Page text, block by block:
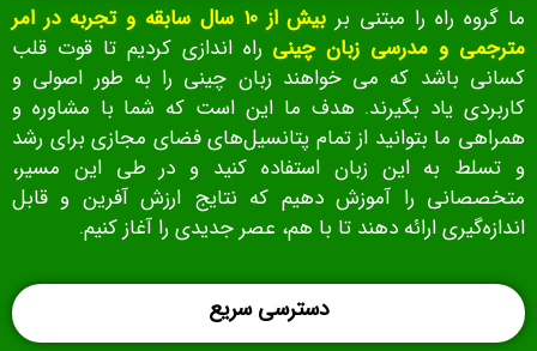
ما گروه راه را مبتنی بر
بیش از 10 سال سابقه و تجربه در امر
مترجمی و مدرسی زبان چینی راه اندازی کردیم تا قوت قلب
کسانی باشد که می خواهند زبان چینی را به طور اصولی و
کاربردی یاد بگیرند. هدف ما این است که شما با مشاوره و
همراهی ما بتوانید از تمام پتانسیل‌های فضای مجازی برای رشد
و تسلط به این زبان استفاده کنید و در طی این مسیر،
متخصصانی را آموزش دهیم که نتایج ارزش‌ آفرین و قابل‌
اندازه‌گیری ارائه دهند تا با هم، عصر جدیدی را آغاز کنیم.
دسترسی سریع